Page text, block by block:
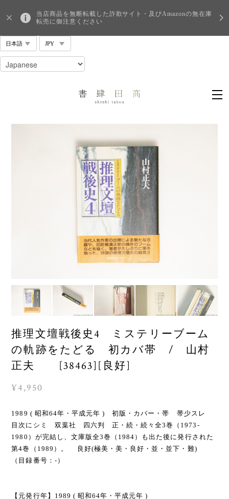
当店商品を無断転載した詐欺サイト・及びAmazonの無在庫
転売に御注意ください
推理文壇戦後史4 ミステリーブーム
の軌跡をたどる 初カバ帯 / 山村
正夫 [38463][良好]
¥4,950
1989 ( 昭和64年・平成元年 ) 初版・カバー・帯 帯少スレ
目次にシミ 双葉社 四六判 正・続・続々全3巻（1973-
1980）が完結し、文庫版全3巻（1984）も出た後に発行された
第4巻（1989）。 良好(極美・美・良好・並・並下・難)
（目録番号：-）
【元発行年】1989 ( 昭和64年・平成元年 )